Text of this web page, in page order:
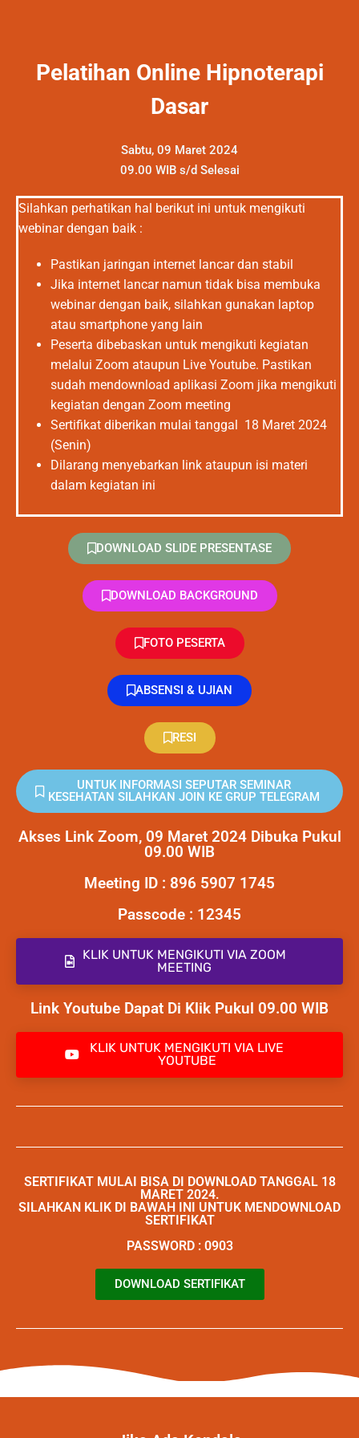
Pelatihan Online Hipnoterapi
Dasar
Sabtu, 09 Maret 2024
09.00 WIB s/d Selesai
Silahkan perhatikan hal berikut ini untuk mengikuti
webinar dengan baik :
Pastikan jaringan internet lancar dan stabil
Jika internet lancar namun tidak bisa membuka
webinar dengan baik, silahkan gunakan laptop
atau smartphone yang lain
Peserta dibebaskan untuk mengikuti kegiatan
melalui Zoom ataupun Live Youtube. Pastikan
sudah mendownload aplikasi Zoom jika mengikuti
kegiatan dengan Zoom meeting
Sertifikat diberikan mulai tanggal 18 Maret 2024
(Senin)
Dilarang menyebarkan link ataupun isi materi
dalam kegiatan ini
DOWNLOAD SLIDE PRESENTASE
DOWNLOAD BACKGROUND
FOTO PESERTA
ABSENSI & UJIAN
RESI
UNTUK INFORMASI SEPUTAR SEMINAR
KESEHATAN SILAHKAN JOIN KE GRUP TELEGRAM
Akses Link Zoom, 09 Maret 2024 Dibuka Pukul
09.00 WIB
Meeting ID : 896 5907 1745
Passcode : 12345
KLIK UNTUK MENGIKUTI VIA ZOOM
MEETING
Link Youtube Dapat Di Klik Pukul 09.00 WIB
KLIK UNTUK MENGIKUTI VIA LIVE
YOUTUBE
SERTIFIKAT MULAI BISA DI DOWNLOAD TANGGAL 18
MARET 2024.
SILAHKAN KLIK DI BAWAH INI UNTUK MENDOWNLOAD
SERTIFIKAT
PASSWORD : 0903
DOWNLOAD SERTIFIKAT